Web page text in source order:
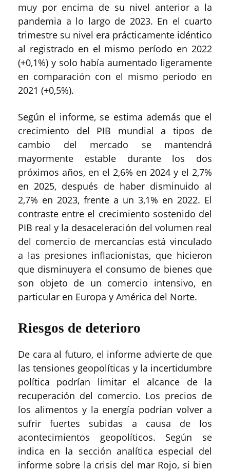
muy por encima de su nivel anterior a la
pandemia a lo largo de 2023. En el cuarto
trimestre su nivel era prácticamente idéntico
al registrado en el mismo período en 2022
(+0,1%) y solo había aumentado ligeramente
en comparación con el mismo período en
2021 (+0,5%).
Según el informe, se estima además que el
crecimiento del PIB mundial a tipos de
cambio del mercado se mantendrá
mayormente estable durante los dos
próximos años, en el 2,6% en 2024 y el 2,7%
en 2025, después de haber disminuido al
2,7% en 2023, frente a un 3,1% en 2022. El
contraste entre el crecimiento sostenido del
PIB real y la desaceleración del volumen real
del comercio de mercancías está vinculado
a las presiones inflacionistas, que hicieron
que disminuyera el consumo de bienes que
son objeto de un comercio intensivo, en
particular en Europa y América del Norte.
Riesgos de deterioro
De cara al futuro, el informe advierte de que
las tensiones geopolíticas y la incertidumbre
política podrían limitar el alcance de la
recuperación del comercio. Los precios de
los alimentos y la energía podrían volver a
sufrir fuertes subidas a causa de los
acontecimientos geopolíticos. Según se
indica en la sección analítica especial del
informe sobre la crisis del mar Rojo, si bien